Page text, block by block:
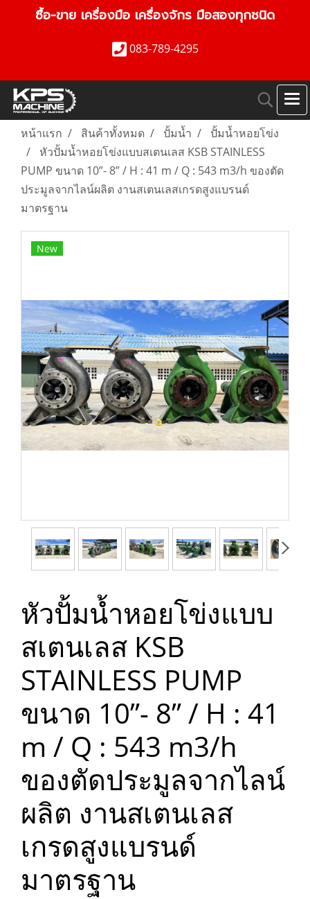
ซื้อ-ขาย เครื่องมือ เครื่องจักร มือสองทุกชนิด
083-789-4295
หน้าแรก สินค้าทั้งหมด ปั้มน้ำ
ปั้มน้ำหอยโข่ง
หัวปั้มน้ำหอยโข่งแบบสเตนเลส KSB STAINLESS
PUMP ขนาด 10”- 8” / H : 41 m / Q : 543 m3/h ของตัด
ประมูลจากไลน์ผลิต งานสเตนเลสเกรดสูงแบรนด์
มาตรฐาน
New
หัวปั้มน้ำหอยโข่งแบบ
สเตนเลส KSB
STAINLESS PUMP
ขนาด 10”- 8” / H : 41
m / Q : 543 m3/h
ของตัดประมูลจากไลน์
ผลิต งานสเตนเลส
เกรดสูงแบรนด์
มาตรฐาน